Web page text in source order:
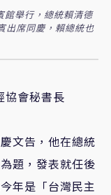
館舉行，總統賴清德
出席同慶，賴總統也
協會秘書長
文告，他在總統
題，發表就任後
年是「台灣民主